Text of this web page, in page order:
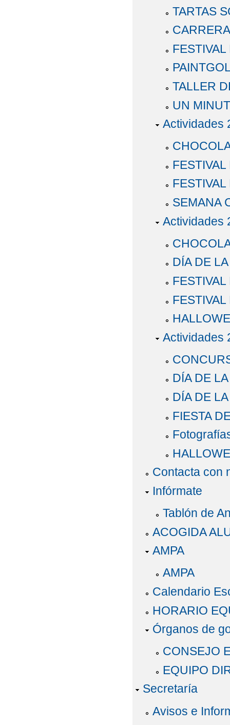
TARTAS
TALLER
UN
Actividades
SEMANA
Actividades
DÍA DE
Actividades
DÍA DE
DÍA DE
FIESTA
Contacta con
Infórmate
Tablón de
ACOGIDA
AMPA
AMPA
Calendario
HORARIO
Órganos de
CONSEJO
EQUIPO
Secretaría
Avisos e